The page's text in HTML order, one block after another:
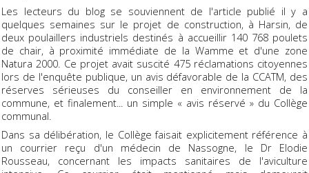
Les lecteurs du blog se souviennent de l'article publié il y a
quelques semaines sur le projet de construction, à Harsin, de
deux poulaillers industriels destinés à accueillir 140 768 poulets
de chair, à proximité immédiate de la Wamme et d'une zone
Natura 2000. Ce projet avait suscité 475 réclamations citoyennes
lors de l'enquête publique, un avis défavorable de la CCATM, des
réserves sérieuses du conseiller en environnement de la
commune, et finalement... un simple « avis réservé » du Collège
communal.
Dans sa délibération, le Collège faisait explicitement référence à
un courrier reçu d'un médecin de Nassogne, le Dr Elodie
Rousseau, concernant les impacts sanitaires de l'aviculture